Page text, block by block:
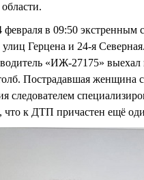
февраля в 09:50
улиц Герцена и 24-я
«ИЖ-27175» выехал
Пострадавшая женщина
следователем
что к ДТП причастен ещё